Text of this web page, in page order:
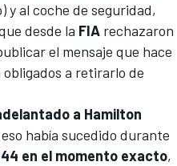
y al coche de seguridad,
desde la FIA rechazaron
el mensaje que hace
a retirarlo de
a Hamilton
había sucedido durante
en el momento exacto,